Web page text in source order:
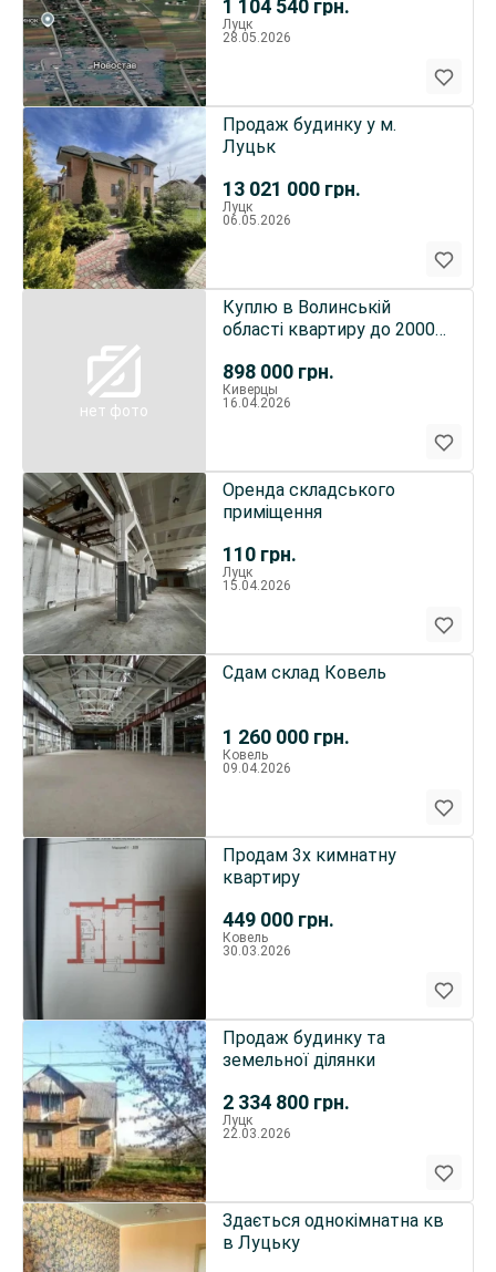
1 104 540 грн.
Луцк
28.05.2026
13 021 000 грн.
Продаж будинку у м.
Луцьк
Луцк
06.05.2026
нет фото
898 000 грн.
Куплю в Волинській
області квартиру до 20000
Киверцы
16.04.2026
110 грн.
Оренда складського
приміщення
Луцк
15.04.2026
1 260 000 грн.
Сдам склад Ковель
Ковель
09.04.2026
449 000 грн.
Продам 3х кимнатну
квартиру
Ковель
30.03.2026
2 334 800 грн.
Продаж будинку та
земельної ділянки
Луцк
22.03.2026
Здається однокімнатна кв
в Луцьку